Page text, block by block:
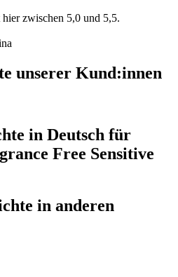
zwischen 5,0 und 5,5.
unserer Kund:innen
in Deutsch für
Free Sensitive
in anderen